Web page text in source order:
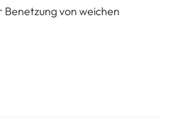
Benetzung von weichen